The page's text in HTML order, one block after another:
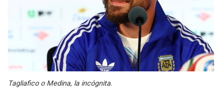
Tagliafico o Medina, la incógnita.